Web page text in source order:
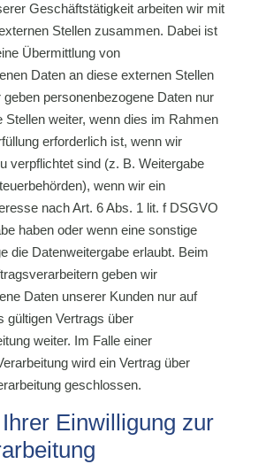
Geschäftstätigkeit arbeiten wir mit
Stellen zusammen. Dabei ist
Übermittlung von
Daten an diese externen Stellen
personenbezogene Daten nur
Stellen weiter, wenn dies im Rahmen
erforderlich ist, wenn wir
verpflichtet sind (z. B. Weitergabe
wenn wir ein
nach Art. 6 Abs. 1 lit. f DSGVO
haben oder wenn eine sonstige
die Datenweitergabe erlaubt. Beim
geben wir
Daten unserer Kunden nur auf
gültigen Vertrags über
weiter. Im Falle einer
wird ein Vertrag über
geschlossen.
Einwilligung zur